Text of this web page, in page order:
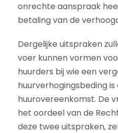
onrechte aanspraak
betaling van de
Dergelijke uitspraken
voer kunnen vormen
huurders bij wie een
huurverhogingsbeding
huurovereenkomst. De
het oordeel van de
deze twee uitspraken,